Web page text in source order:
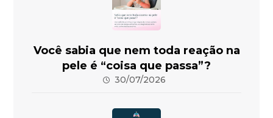
Você sabia que nem toda reação na
pele é “coisa que passa”?
30/07/2026